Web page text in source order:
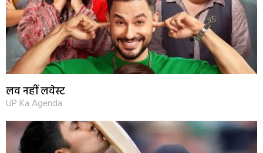
लव नहीं लवेस्ट
UP Ka Agenda